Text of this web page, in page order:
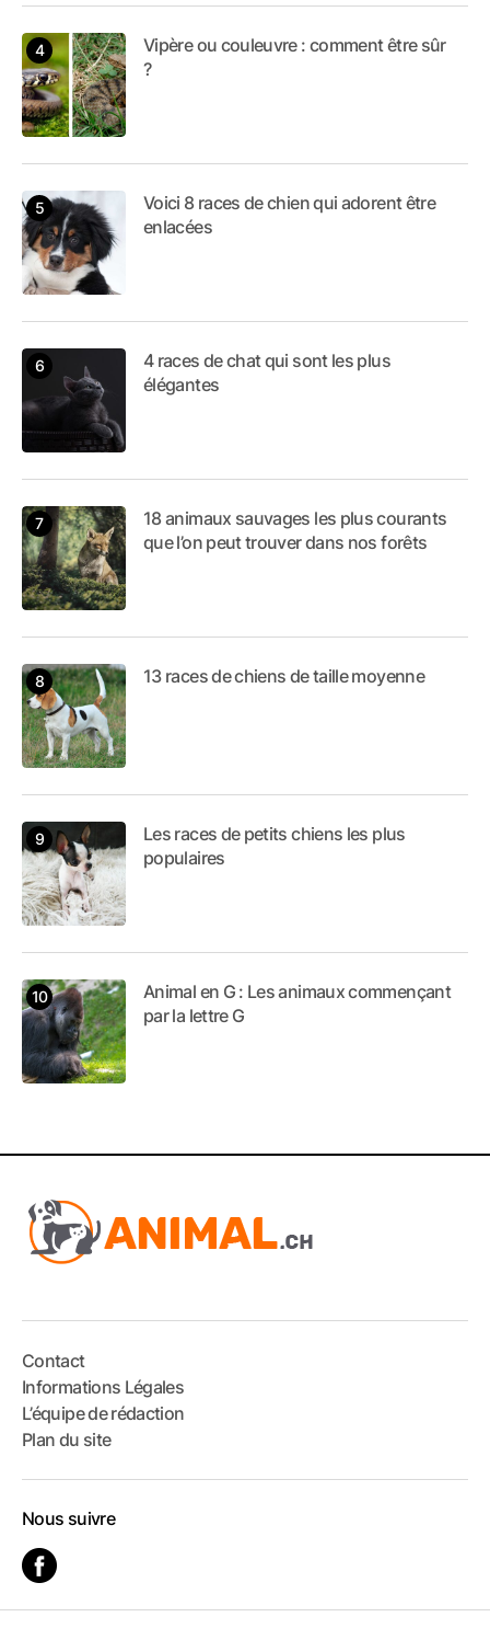
Vipère ou couleuvre : comment être sûr
?
Voici 8 races de chien qui adorent être
enlacées
4 races de chat qui sont les plus
élégantes
18 animaux sauvages les plus courants
que l’on peut trouver dans nos forêts
13 races de chiens de taille moyenne
Les races de petits chiens les plus
populaires
Animal en G : Les animaux commençant
par la lettre G
Contact
Informations Légales
L’équipe de rédaction
Plan du site
Nous suivre